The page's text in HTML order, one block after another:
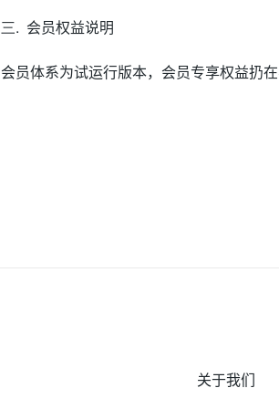
三. 会员权益说明
会员体系为试运行版本，会员专享权益扔
CARDMVP海外
关于我们